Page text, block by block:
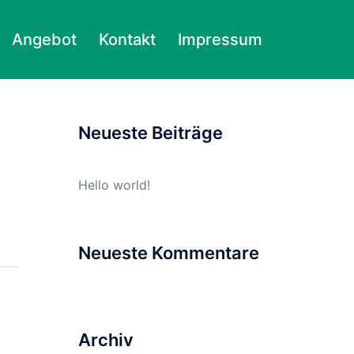
Angebot Kontakt Impressum
Suchen
Neueste Beiträge
Hello world!
Neueste Kommentare
Archiv